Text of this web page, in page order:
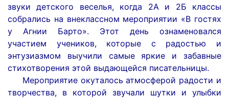
звуки детского веселья, когда 2А и 2Б классы
собрались на внеклассном мероприятии «В гостях
у Агнии Барто». Этот день ознаменовался
участием учеников, которые с радостью и
энтузиазмом выучили самые яркие и забавные
стихотворения этой выдающейся писательницы.
Мероприятие окуталось атмосферой радости и
творчества, в которой звучали шутки и улыбки